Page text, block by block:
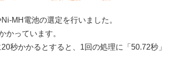
MH電池の選定を行いました。
かっています。
秒かかるとすると、1回の処理に「50.72秒」